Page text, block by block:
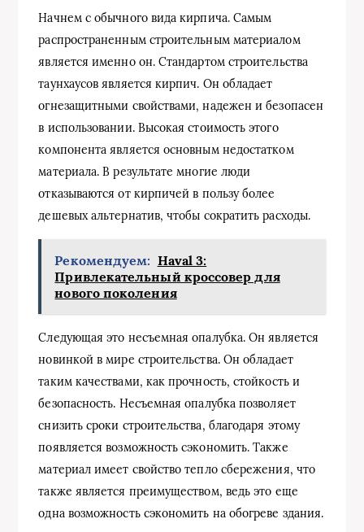
Начнем с обычного вида кирпича. Самым
распространенным строительным материалом
является именно он. Стандартом строительства
таунхаусов является кирпич. Он обладает
огнезащитными свойствами, надежен и безопасен
в использовании. Высокая стоимость этого
компонента является основным недостатком
материала. В результате многие люди
отказываются от кирпичей в пользу более
дешевых альтернатив, чтобы сократить расходы.
Рекомендуем: Haval 3:
Привлекательный кроссовер для
нового поколения
Следующая это несъемная опалубка. Он является
новинкой в мире строительства. Он обладает
таким качествами, как прочность, стойкость и
безопасность. Несъемная опалубка позволяет
снизить сроки строительства, благодаря этому
появляется возможность сэкономить. Также
материал имеет свойство тепло сбережения, что
также является преимуществом, ведь это еще
одна возможность сэкономить на обогреве здания.